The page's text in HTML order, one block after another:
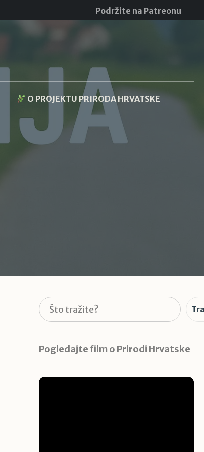
Podržite na Patreonu
O PROJEKTU PRIRODA HRVATSKE
Pretraga
Pogledajte film o Prirodi Hrvatske